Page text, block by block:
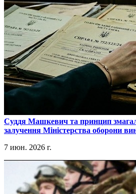
​Суддя Машкевич та принцип
залучення Міністерства оборони
7 июн. 2026 г.